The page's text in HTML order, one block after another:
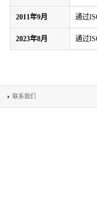
2011年9月 通过
2023年8月 通过
联系我们